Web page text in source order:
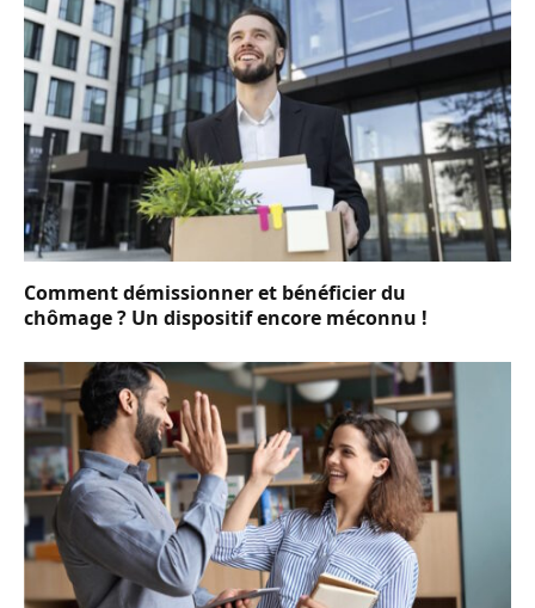
Comment démissionner et bénéficier du
chômage ? Un dispositif encore méconnu !